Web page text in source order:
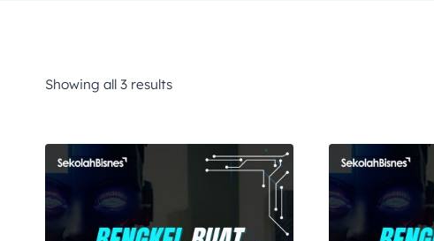
Showing all 3 results